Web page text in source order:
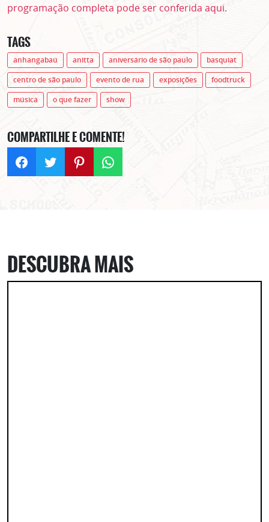
programação completa pode ser conferida aqui.
TAGS
anhangabaú anitta aniversário de são paulo
basquiat
centro de são paulo
evento de rua exposições
foodtruck
música
o que fazer show
COMPARTILHE E COMENTE!
DESCUBRA MAIS